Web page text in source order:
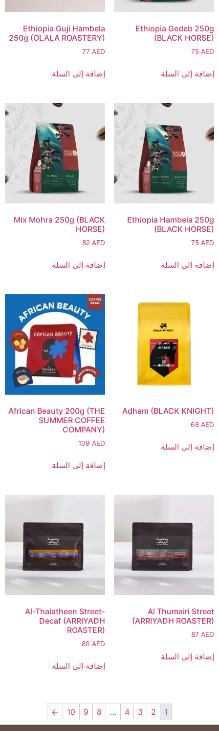
Ethiopia Gedeb 250g
(BLACK HORSE)
75 AED
إضافة إلى السلة
Ethiopia Guji Hambela
250g (OLALA ROASTERY)
77AED
إضافة إلى السلة
Ethiopia Hambela 250g
(BLACK HORSE)
75 AED
إضافة إلى السلة
Mix Mohra 250g (BLACK
HORSE)
82AED
إضافة إلى السلة
Adham (BLACK KNIGHT)
68 AED
إضافة إلى السلة
African Beauty 200g (THE
SUMMER COFFEE
COMPANY)
109AED
إضافة إلى السلة
Al Thumairi Street
(ARRIYADH ROASTER)
87 AED
إضافة إلى السلة
Al-Thalatheen Street-
Decaf (ARRIYADH
ROASTER)
80AED
إضافة إلى السلة
1
2
3
4
…
8
9
10
←